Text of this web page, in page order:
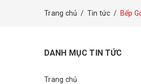
Trang chủ / Tin tức / Bếp
DANH MỤC TIN TỨC
Trang chủ